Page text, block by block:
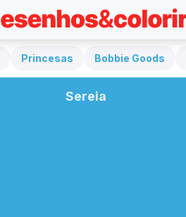
Princesas Bobbie Goods
Sereia